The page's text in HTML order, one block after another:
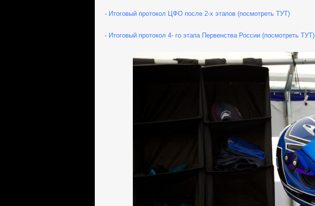
- Итоговый протокол ЦФО после 2-х этапов (посмотреть ТУТ)
- Итоговый протокол 4- го этапа Первенства России (посмотреть ТУТ)